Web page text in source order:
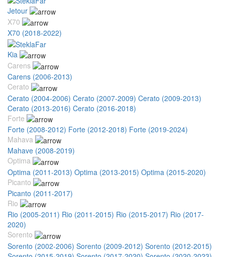
Jetour
X70
X70 (2018-2022)
Kia
Carens
Carens (2006-2013)
Cerato
Cerato (2004-2006) Cerato (2007-2009) Cerato (2009-2013)
Cerato (2013-2016) Cerato (2016-2018)
Forte
Forte (2008-2012) Forte (2012-2018) Forte (2019-2024)
Mahava
Mahave (2008-2019)
Optima
Optima (2011-2013) Optima (2013-2015) Optima (2015-2020)
Picanto
Picanto (2011-2017)
Rio
Rio (2005-2011) Rio (2011-2015) Rio (2015-2017) Rio (2017-
2020)
Sorento
Sorento (2002-2006) Sorento (2009-2012) Sorento (2012-2015)